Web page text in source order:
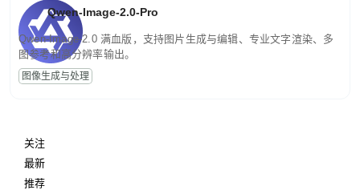
Qwen-Image-2.0-Pro
Qwen-Image-2.0 满血版，支持图片生成与编辑、专业文字渲染、多
图参考和高分辨率输出。
图像生成与处理
关注
最新
推荐